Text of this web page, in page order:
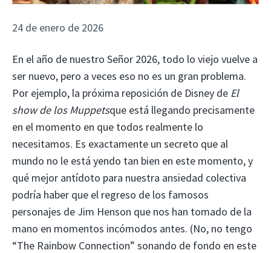
24 de enero de 2026
En el año de nuestro Señor 2026, todo lo viejo vuelve a
ser nuevo, pero a veces eso no es un gran problema.
Por ejemplo, la próxima reposición de Disney de El
show de los Muppetsque está llegando precisamente
en el momento en que todos realmente lo
necesitamos. Es exactamente un secreto que al
mundo no le está yendo tan bien en este momento, y
qué mejor antídoto para nuestra ansiedad colectiva
podría haber que el regreso de los famosos
personajes de Jim Henson que nos han tomado de la
mano en momentos incómodos antes. (No, no tengo
“The Rainbow Connection” sonando de fondo en este